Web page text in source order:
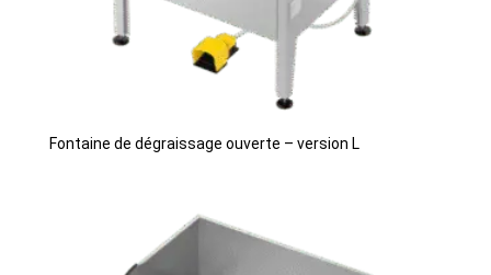
Fontaine de dégraissage ouverte – version L